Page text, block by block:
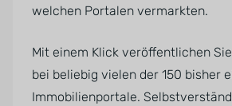
welchen Portalen vermarkten.
Mit einem Klick veröffentlichen
bei beliebig vielen der 150 bisher
Immobilienportale.